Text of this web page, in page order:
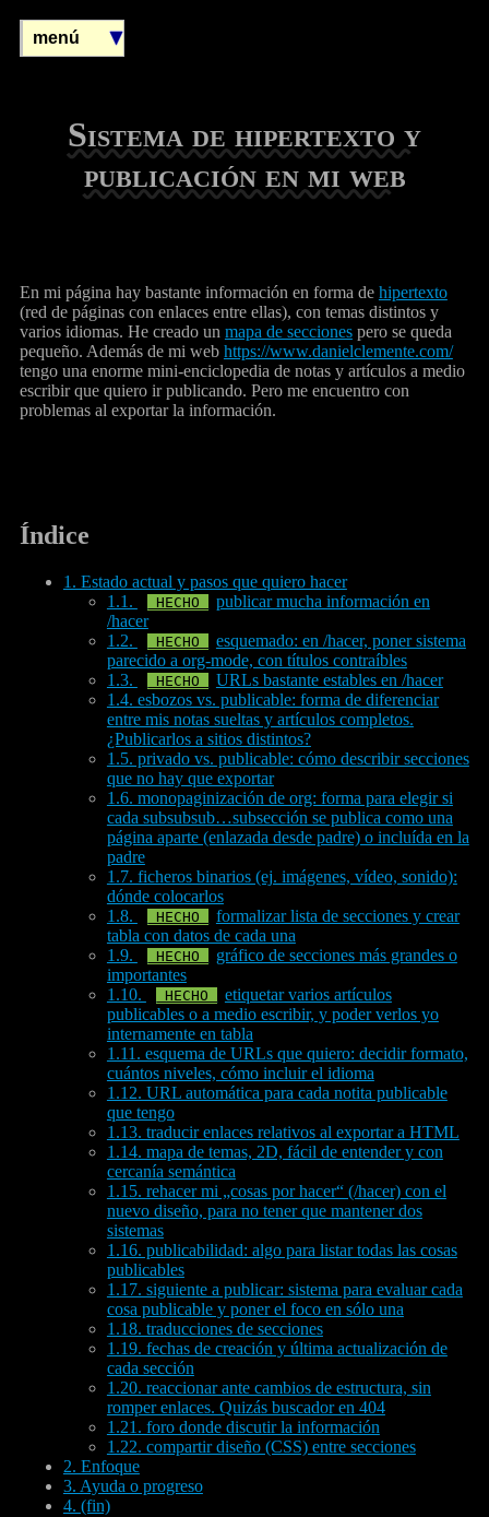
menú
Sistema de hipertexto y
publicación en mi web
En mi página hay bastante información en forma de hipertexto
(red de páginas con enlaces entre ellas), con temas distintos y
varios idiomas. He creado un mapa de seccionespero se queda
pequeño. Además de mi web https://www.danielclemente.com/
tengo una enorme mini-enciclopedia de notas y artículos a medio
escribir que quiero ir publicando. Pero me encuentro con
problemas al exportar la información.
Índice
1. Estado actual y pasos que quiero hacer
1.1.
publicar mucha información en
/hacer
1.2.
esquemado: en /hacer, poner sistema
parecido a org-mode, con títulos contraíbles
1.3.
URLs bastante estables en /hacer
1.4. esbozos vs. publicable: forma de diferenciar
entre mis notas sueltas y artículos completos.
¿Publicarlos a sitios distintos?
1.5. privado vs. publicable: cómo describir secciones
que no hay que exportar
1.6. monopaginización de org: forma para elegir si
cada subsubsub…subsección se publica como una
página aparte (enlazada desde padre) o incluída en la
padre
1.7. ficheros binarios (ej. imágenes, vídeo, sonido):
dónde colocarlos
1.8.
formalizar lista de secciones y crear
tabla con datos de cada una
1.9.
gráfico de secciones más grandes o
importantes
1.10.
etiquetar varios artículos
publicables o a medio escribir, y poder verlos yo
internamente en tabla
1.11. esquema de URLs que quiero: decidir formato,
cuántos niveles, cómo incluir el idioma
1.12. URL automática para cada notita publicable
que tengo
1.13. traducir enlaces relativos al exportar a HTML
1.14. mapa de temas, 2D, fácil de entender y con
cercanía semántica
1.15. rehacer mi „cosas por hacer“ (/hacer) con el
nuevo diseño, para no tener que mantener dos
sistemas
1.16. publicabilidad: algo para listar todas las cosas
publicables
1.17. siguiente a publicar: sistema para evaluar cada
cosa publicable y poner el foco en sólo una
1.18. traducciones de secciones
1.19. fechas de creación y última actualización de
cada sección
1.20. reaccionar ante cambios de estructura, sin
romper enlaces. Quizás buscador en 404
1.21. foro donde discutir la información
1.22. compartir diseño (CSS) entre secciones
2. Enfoque
3. Ayuda o progreso
4. (fin)